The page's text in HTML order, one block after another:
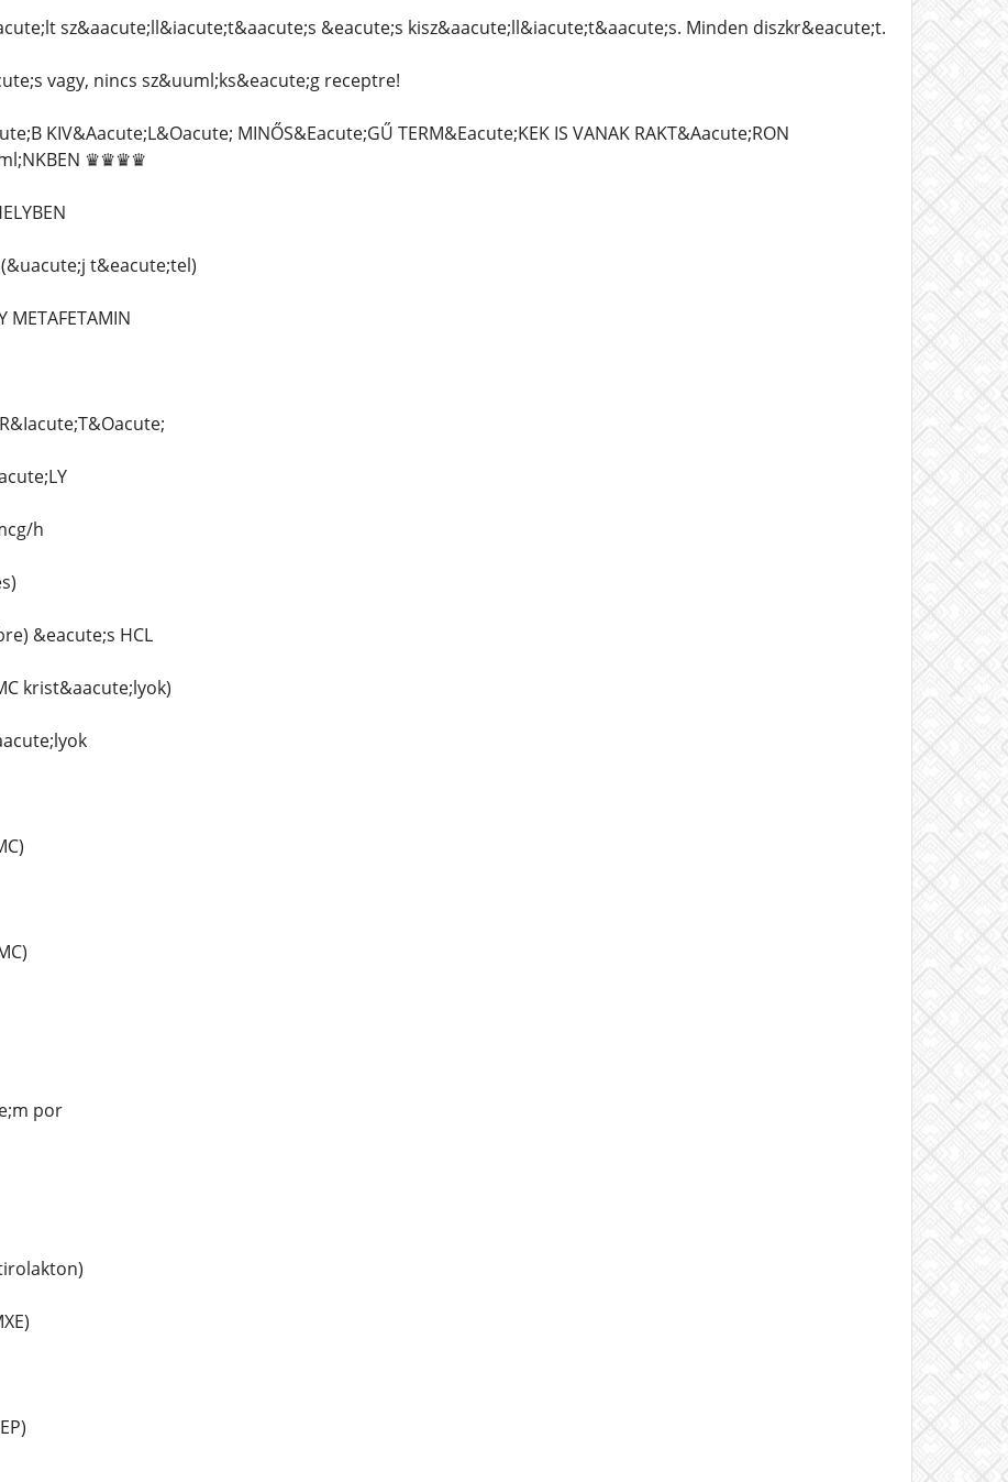
sz&aacute;ll&iacute;t&aacute;s &eacute;s kisz&aacute;ll&iacute;t&aacute;s. Minden diszkr&eacute;t.
vagy, nincs sz&uuml;ks&eacute;g receptre!
KIV&Aacute;L&Oacute; MINŐS&Eacute;GŰ TERM&Eacute;KEK IS VANAK RAKT&Aacute;RON
♛♛♛♛
t&eacute;tel)
METAFETAMIN
h
&eacute;s HCL
krist&aacute;lyok)
por